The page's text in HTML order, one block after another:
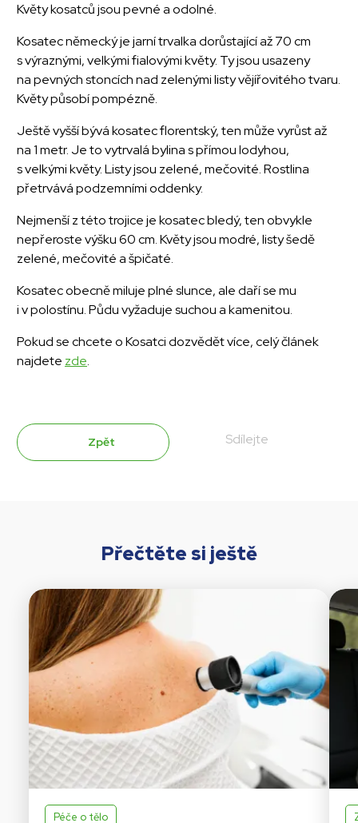
Květy kosatců jsou pevné a odolné.
Kosatec německý je jarní trvalka dorůstající až 70 cm
s výraznými, velkými fialovými květy. Ty jsou usazeny
na pevných stoncích nad zelenými listy vějířovitého tvaru.
Květy působí pompézně.
Ještě vyšší bývá kosatec florentský, ten může vyrůst až
na 1 metr. Je to vytrvalá bylina s přímou lodyhou,
s velkými květy. Listy jsou zelené, mečovité. Rostlina
přetrvává podzemními oddenky.
Nejmenší z této trojice je kosatec bledý, ten obvykle
nepřeroste výšku 60 cm. Květy jsou modré, listy šedě
zelené, mečovité a špičaté.
Kosatec obecně miluje plné slunce, ale daří se mu
i v polostínu. Půdu vyžaduje suchou a kamenitou.
Pokud se chcete o Kosatci dozvědět více, celý článek
najdete zde.
Zpět Sdílejte
Přečtěte si ještě
Péče o tělo